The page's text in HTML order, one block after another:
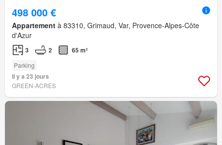
498 000 €
Appartement à 83310, Grimaud, Var, Provence-Alpes-Côte
d'Azur
3 2 65 m²
Parking
Il y a 23 jours
GREEN-ACRES